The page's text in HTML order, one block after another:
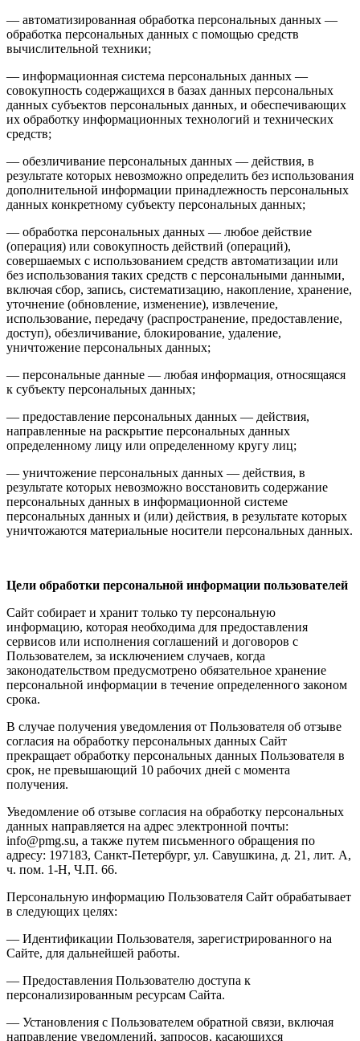
— автоматизированная обработка персональных данных —
обработка персональных данных с помощью средств
вычислительной техники;
— информационная система персональных данных —
совокупность содержащихся в базах данных персональных
данных субъектов персональных данных, и обеспечивающих
их обработку информационных технологий и технических
средств;
— обезличивание персональных данных — действия, в
результате которых невозможно определить без использования
дополнительной информации принадлежность персональных
данных конкретному субъекту персональных данных;
— обработка персональных данных — любое действие
(операция) или совокупность действий (операций),
совершаемых с использованием средств автоматизации или
без использования таких средств с персональными данными,
включая сбор, запись, систематизацию, накопление, хранение,
уточнение (обновление, изменение), извлечение,
использование, передачу (распространение, предоставление,
доступ), обезличивание, блокирование, удаление,
уничтожение персональных данных;
— персональные данные — любая информация, относящаяся
к субъекту персональных данных;
— предоставление персональных данных — действия,
направленные на раскрытие персональных данных
определенному лицу или определенному кругу лиц;
— уничтожение персональных данных — действия, в
результате которых невозможно восстановить содержание
персональных данных в информационной системе
персональных данных и (или) действия, в результате которых
уничтожаются материальные носители персональных данных.
Цели обработки персональной информации пользователей
Сайт собирает и хранит только ту персональную
информацию, которая необходима для предоставления
сервисов или исполнения соглашений и договоров с
Пользователем, за исключением случаев, когда
законодательством предусмотрено обязательное хранение
персональной информации в течение определенного законом
срока.
В случае получения уведомления от Пользователя об отзыве
согласия на обработку персональных данных Сайт
прекращает обработку персональных данных Пользователя в
срок, не превышающий 10 рабочих дней с момента
получения.
Уведомление об отзыве согласия на обработку персональных
данных направляется на адрес электронной почты:
info@pmg.su, а также путем письменного обращения по
адресу: 197183, Санкт-Петербург, ул. Савушкина, д. 21, лит. А,
ч. пом. 1-Н, Ч.П. 66.
Персональную информацию Пользователя Сайт обрабатывает
в следующих целях:
— Идентификации Пользователя, зарегистрированного на
Сайте, для дальнейшей работы.
— Предоставления Пользователю доступа к
персонализированным ресурсам Сайта.
— Установления с Пользователем обратной связи, включая
направление уведомлений, запросов, касающихся